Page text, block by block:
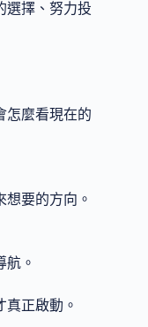
選擇、努力投
怎麼看現在的
要的方向。
航。
真正啟動。